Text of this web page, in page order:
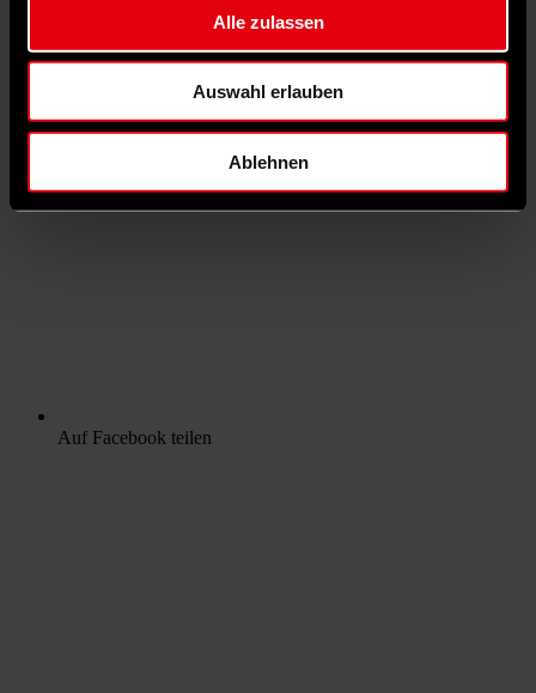
Alle zulassen
Auswahl erlauben
Ablehnen
Auf Facebook teilen